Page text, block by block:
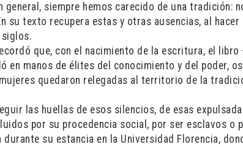
general, siempre hemos carecido de una tradición:
su texto recupera estas y otras ausencias, al
que, con el nacimiento de la escritura, el
en manos de élites del conocimiento y del poder,
quedaron relegadas al territorio de la
las huellas de esos silencios, de esas
por su procedencia social, por ser esclavos o
su estancia en la Universidad Florencia,